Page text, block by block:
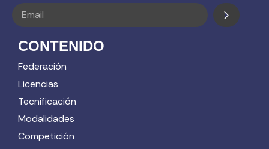
CONTENIDO
Federación
Licencias
Tecnificación
Modalidades
Competición